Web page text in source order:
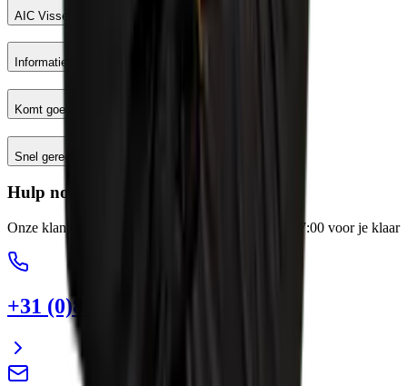
AIC Visser
Informatie
Komt goed
Snel geregeld
Hulp nodig?
Onze klantenservice staat elke werkdag van 8:00-17:00 voor je klaar
+31 (0)88 13 43 600